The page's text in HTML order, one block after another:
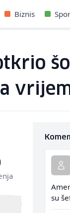
Biznis
su